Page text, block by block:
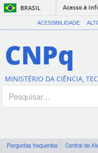
BRASIL
Acesso à
ACESSIBILIDADE
CNPq
MINISTÉRIO DA CIÊNCIA,
Perguntas frequentes Central de